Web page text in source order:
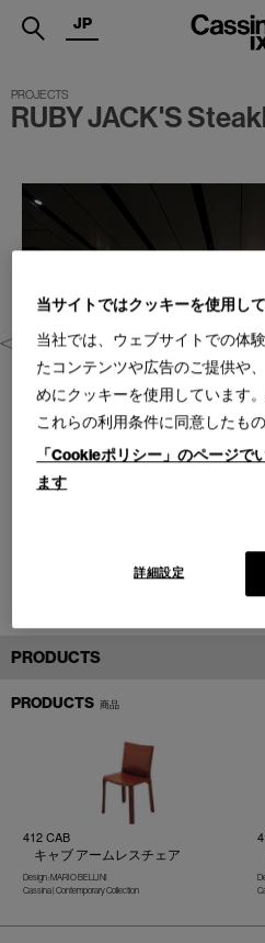
.
PRODUCTS
SUPPORT
SHOPS
CATALOGUES
PROFESSIONAL
JP
RUBY JACK'S
PRODUCTS
PRODUCTS 商品
412 CAB
キャブ アームレスチェア
Design : MARIO BELLINI
Cassina | Contemporary Collection
当サイトではクッキーを使用し
当社では、ウェブサイトでの体
たコンテンツや広告のご提供や
めにクッキーを使用しています
これらの利用条件に同意したも
「Cookieポリシー」のページ
ます
詳細設定